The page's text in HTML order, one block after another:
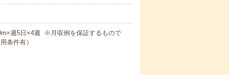
週5日×4週 ※月収例を保証するもので
条件有）